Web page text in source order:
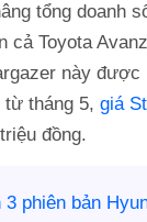
tổng doanh
cả Toyota
này được
từ tháng 5, giá
đồng.
3 phiên bản